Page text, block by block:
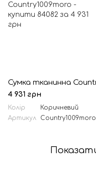
4 931 грн
Колір
Коричневий
Артикул
Country1009moro